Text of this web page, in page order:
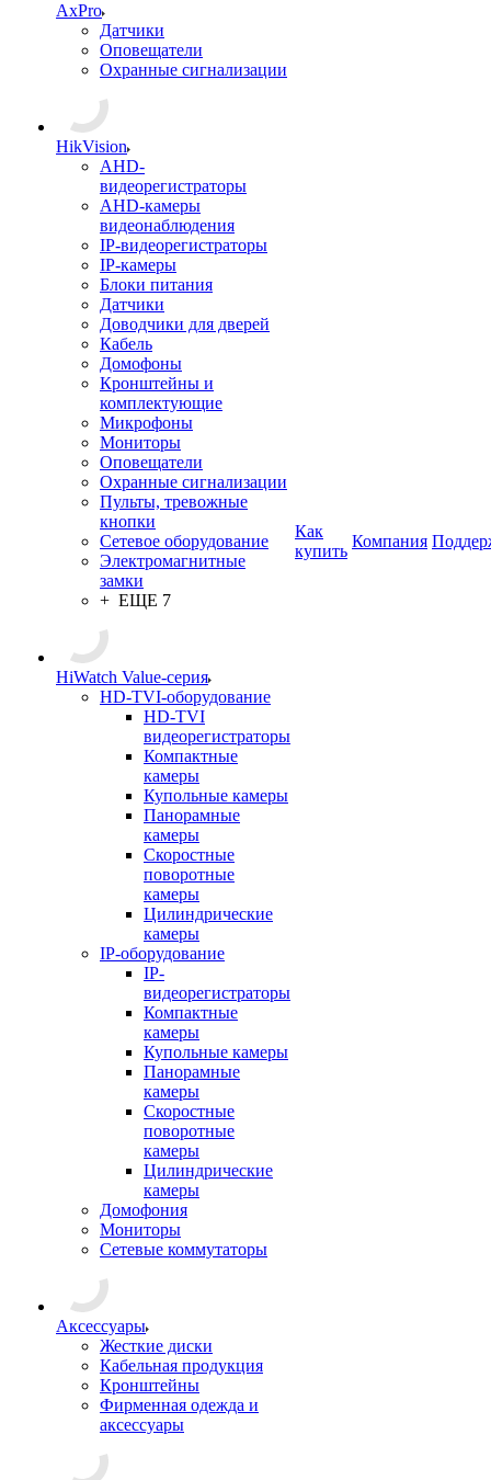
AxPro
Датчики
Оповещатели
Охранные сигнализации
HikVision
AHD-
видеорегистраторы
AHD-камеры
видеонаблюдения
IP-видеорегистраторы
IP-камеры
Блоки питания
Датчики
Доводчики для дверей
Кабель
Домофоны
Кронштейны и
комплектующие
Микрофоны
Мониторы
Оповещатели
Охранные сигнализации
Пульты, тревожные
кнопки
Сетевое оборудование
Электромагнитные
замки
+ ЕЩЕ 7
HiWatch Value-серия
HD-TVI-оборудование
HD-TVI
видеорегистраторы
Компактные
камеры
Купольные камеры
Панорамные
камеры
Скоростные
поворотные
камеры
Цилиндрические
камеры
IP-оборудование
IP-
видеорегистраторы
Компактные
камеры
Купольные камеры
Панорамные
камеры
Скоростные
поворотные
камеры
Цилиндрические
камеры
Домофония
Мониторы
Сетевые коммутаторы
Аксессуары
Жесткие диски
Кабельная продукция
Кронштейны
Фирменная одежда и
аксессуары
Как
купить
Компания